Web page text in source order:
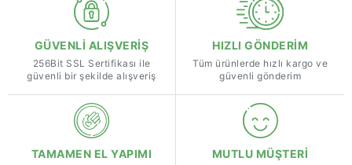
GÜVENLİ ALIŞVERİŞ
256Bit SSL Sertifikası ile
güvenli bir şekilde alışveriş
HIZLI GÖNDERİM
Tüm ürünlerde hızlı kargo ve
güvenli gönderim
TAMAMEN EL YAPIMI MUTLU MÜŞTERİ